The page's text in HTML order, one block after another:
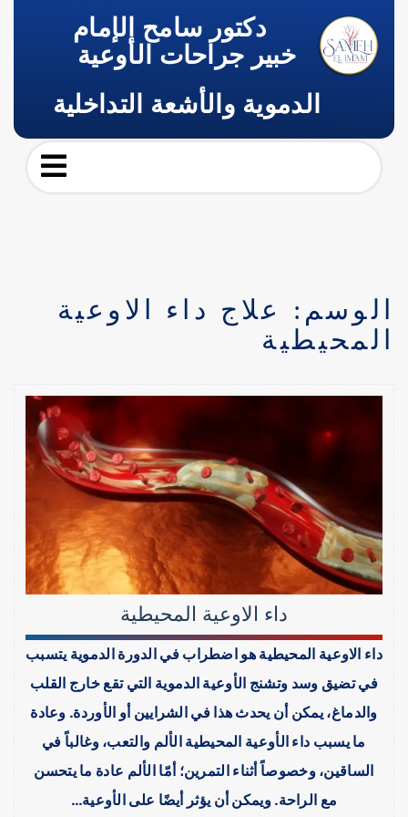
دكتور سامح الإمام
خبير جراحات الأوعية
الدموية والأشعة التداخلية
الوسم:
علاج داء الاوعية
المحيطية
داء الاوعية المحيطية
داء الاوعية المحيطية هو اضطراب في الدورة الدموية يتسبب
في تضيق وسد وتشنج الأوعية الدموية التي تقع خارج القلب
والدماغ، يمكن أن يحدث هذا في الشرايين أو الأوردة. وعادة
ما يسبب داء الأوعية المحيطية الألم والتعب، وغالباً في
الساقين، وخصوصاً أثناء التمرين؛ أمّا الألم عادة ما يتحسن
مع الراحة. ويمكن أن يؤثر أيضًا على الأوعية…